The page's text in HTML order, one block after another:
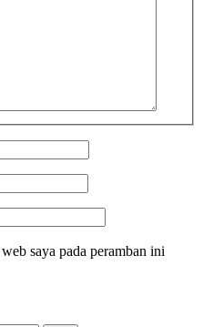
saya pada peramban ini